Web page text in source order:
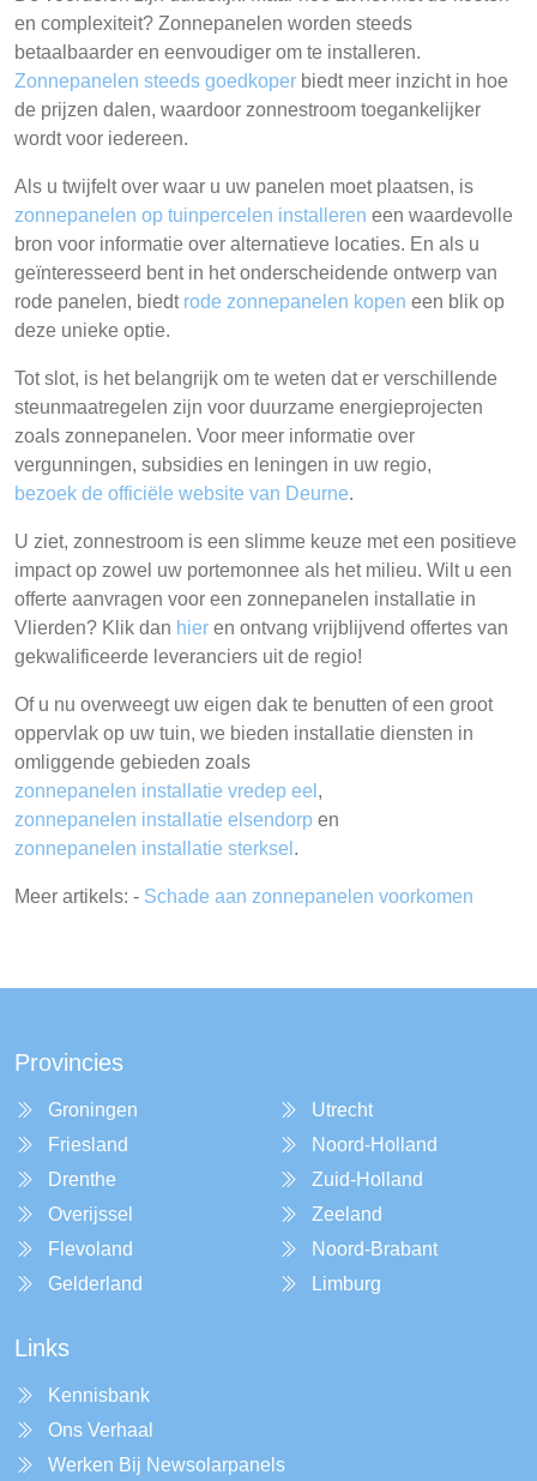
en complexiteit? Zonnepanelen worden steeds
betaalbaarder en eenvoudiger om te installeren.
Zonnepanelen steeds goedkoper biedt meer inzicht in hoe
de prijzen dalen, waardoor zonnestroom toegankelijker
wordt voor iedereen.
Als u twijfelt over waar u uw panelen moet plaatsen, is
zonnepanelen op tuinpercelen installeren een waardevolle
bron voor informatie over alternatieve locaties. En als u
geïnteresseerd bent in het onderscheidende ontwerp van
rode panelen, biedt rode zonnepanelen kopen een blik op
deze unieke optie.
Tot slot, is het belangrijk om te weten dat er verschillende
steunmaatregelen zijn voor duurzame energieprojecten
zoals zonnepanelen. Voor meer informatie over
vergunningen, subsidies en leningen in uw regio,
bezoek de officiële website van Deurne.
U ziet, zonnestroom is een slimme keuze met een positieve
impact op zowel uw portemonnee als het milieu. Wilt u een
offerte aanvragen voor een zonnepanelen installatie in
Vlierden? Klik dan hier en ontvang vrijblijvend offertes van
gekwalificeerde leveranciers uit de regio!
Of u nu overweegt uw eigen dak te benutten of een groot
oppervlak op uw tuin, we bieden installatie diensten in
omliggende gebieden zoals
zonnepanelen installatie vredep eel ,
zonnepanelen installatie elsendorp en
zonnepanelen installatie sterksel .
Meer artikels: - Schade aan zonnepanelen voorkomen
Provincies
Groningen
Friesland
Drenthe
Overijssel
Flevoland
Gelderland
Utrecht
Noord-Holland
Zuid-Holland
Zeeland
Noord-Brabant
Limburg
Links
Kennisbank
Ons Verhaal
Werken Bij Newsolarpanels